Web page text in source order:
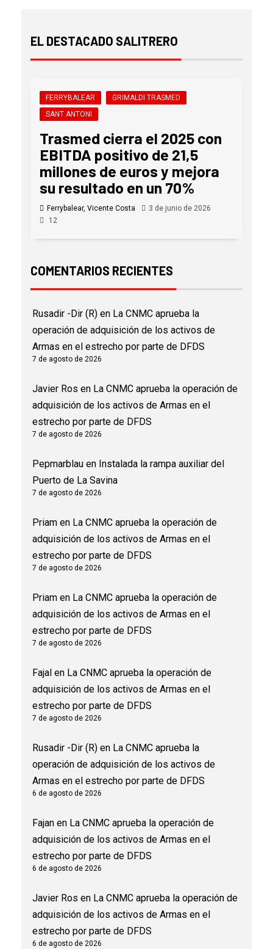
EL DESTACADO SALITRERO
FERRYBALEAR
GRIMALDI TRASMED
SANT ANTONI
Trasmed cierra el 2025 con
EBITDA positivo de 21,5
millones de euros y mejora
su resultado en un 70%
Ferrybalear, Vicente Costa
3 de junio de 2026
12
COMENTARIOS RECIENTES
Rusadir -Dir (R) en La CNMC aprueba la
operación de adquisición de los activos de
Armas en el estrecho por parte de DFDS
7 de agosto de 2026
Javier Ros en La CNMC aprueba la operación de
adquisición de los activos de Armas en el
estrecho por parte de DFDS
7 de agosto de 2026
Pepmarblau en Instalada la rampa auxiliar del
Puerto de La Savina
7 de agosto de 2026
Priam en La CNMC aprueba la operación de
adquisición de los activos de Armas en el
estrecho por parte de DFDS
7 de agosto de 2026
Priam en La CNMC aprueba la operación de
adquisición de los activos de Armas en el
estrecho por parte de DFDS
7 de agosto de 2026
Fajal en La CNMC aprueba la operación de
adquisición de los activos de Armas en el
estrecho por parte de DFDS
7 de agosto de 2026
Rusadir -Dir (R) en La CNMC aprueba la
operación de adquisición de los activos de
Armas en el estrecho por parte de DFDS
6 de agosto de 2026
Fajan en La CNMC aprueba la operación de
adquisición de los activos de Armas en el
estrecho por parte de DFDS
6 de agosto de 2026
Javier Ros en La CNMC aprueba la operación de
adquisición de los activos de Armas en el
estrecho por parte de DFDS
6 de agosto de 2026